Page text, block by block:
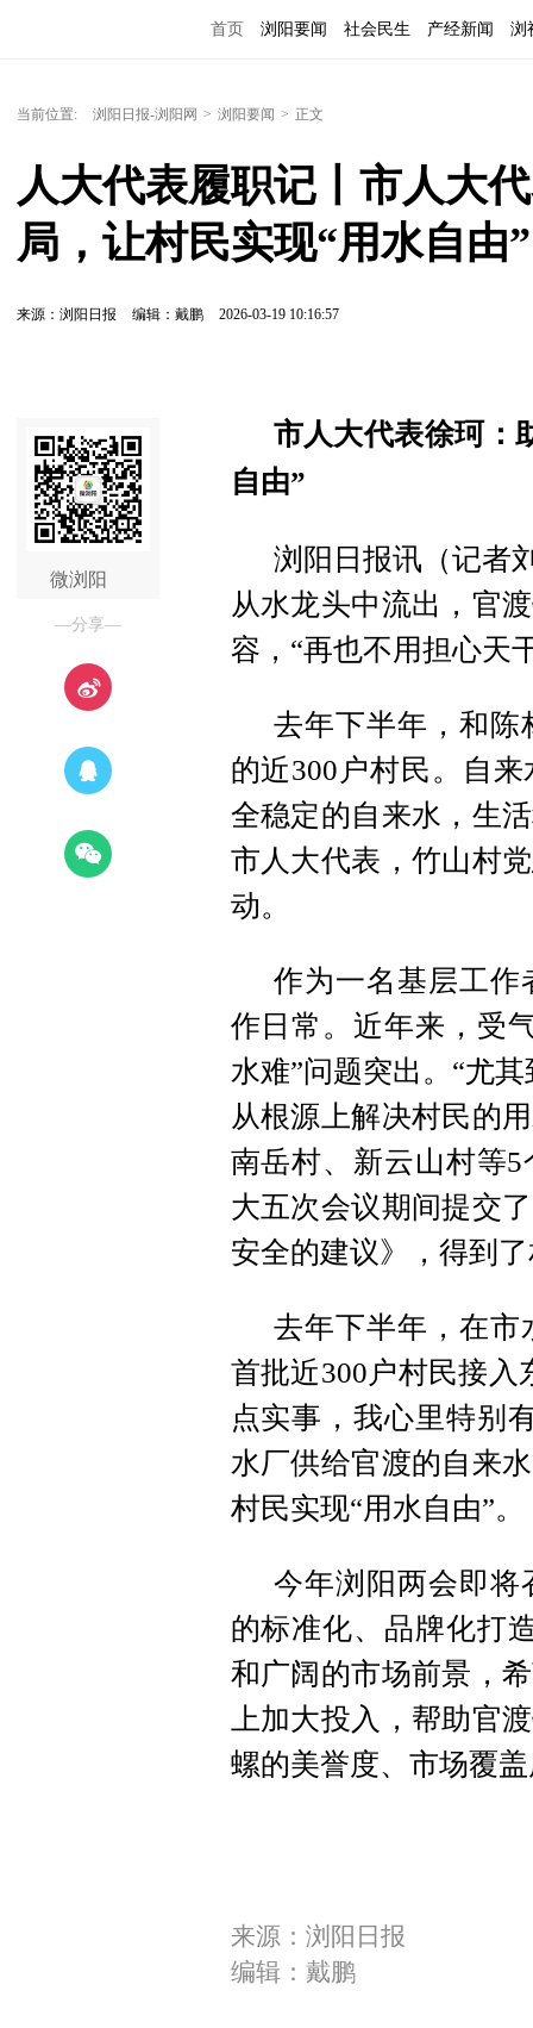
首页 浏阳要闻 社会民生 产经新闻 浏
当前位置: 浏阳日报-浏阳网 > 浏阳要闻 > 正文
人大代表履职记丨市人大
局，让村民实现“用水自由”
来源：浏阳日报 编辑：戴鹏 2026-03-19 10:16:57
微浏阳
—分享—
市人大代表徐珂：
自由”
浏阳日报讯（记者
从水龙头中流出，官
容，“再也不用担心天
去年下半年，和陈
的近300户村民。自
全稳定的自来水，生
市人大代表，竹山村
动。
作为一名基层工作
作日常。近年来，受
水难”问题突出。“尤
从根源上解决村民的
南岳村、新云山村等
大五次会议期间提交
安全的建议》，得到
去年下半年，在市
首批近300户村民接入
点实事，我心里特别
水厂供给官渡的自来
村民实现“用水自由”。
今年浏阳两会即将
的标准化、品牌化打
和广阔的市场前景，
上加大投入，帮助官
螺的美誉度、市场覆盖
来源：浏阳日报
编辑：戴鹏